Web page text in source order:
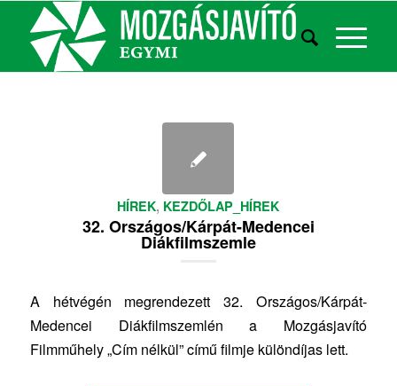
HÍREK, KEZDŐLAP_HÍREK
32. Országos/Kárpát-Medencei
Diákfilmszemle
A hétvégén megrendezett 32. Országos/Kárpát-
Medencei Diákfilmszemlén a Mozgásjavító
Filmműhely „Cím nélkül” című filmje különdíjas lett.